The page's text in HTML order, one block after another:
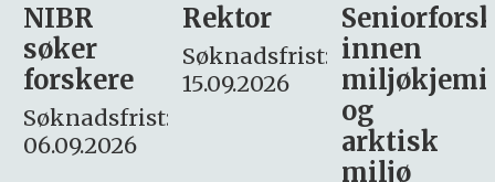
Rektor
Søknadsfrist:
15.09.2026
Seniorforsker
innen
miljøkjemi
søker
– fast
Søknadsfrist:
16. august.